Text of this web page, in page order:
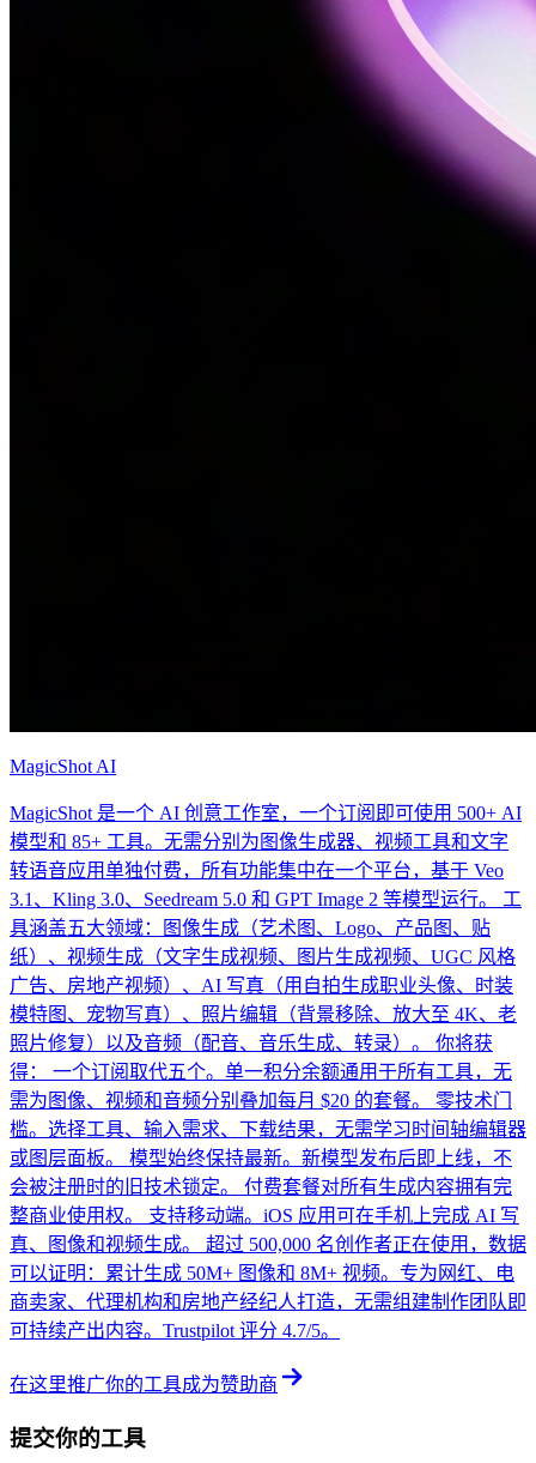
MagicShot AI
MagicShot 是一个 AI 创意工作室，一个订阅即可使用 500+ AI
模型和 85+ 工具。无需分别为图像生成器、视频工具和文字
转语音应用单独付费，所有功能集中在一个平台，基于 Veo
3.1、Kling 3.0、Seedream 5.0 和 GPT Image 2 等模型运行。 工
具涵盖五大领域：图像生成（艺术图、Logo、产品图、贴
纸）、视频生成（文字生成视频、图片生成视频、UGC 风格
广告、房地产视频）、AI 写真（用自拍生成职业头像、时装
模特图、宠物写真）、照片编辑（背景移除、放大至 4K、老
照片修复）以及音频（配音、音乐生成、转录）。 你将获
得： 一个订阅取代五个。单一积分余额通用于所有工具，无
需为图像、视频和音频分别叠加每月 $20 的套餐。 零技术门
槛。选择工具、输入需求、下载结果，无需学习时间轴编辑器
或图层面板。 模型始终保持最新。新模型发布后即上线，不
会被注册时的旧技术锁定。 付费套餐对所有生成内容拥有完
整商业使用权。 支持移动端。iOS 应用可在手机上完成 AI 写
真、图像和视频生成。 超过 500,000 名创作者正在使用，数据
可以证明：累计生成 50M+ 图像和 8M+ 视频。专为网红、电
商卖家、代理机构和房地产经纪人打造，无需组建制作团队即
可持续产出内容。Trustpilot 评分 4.7/5。
在这里推广你的工具成为赞助商
提交你的工具